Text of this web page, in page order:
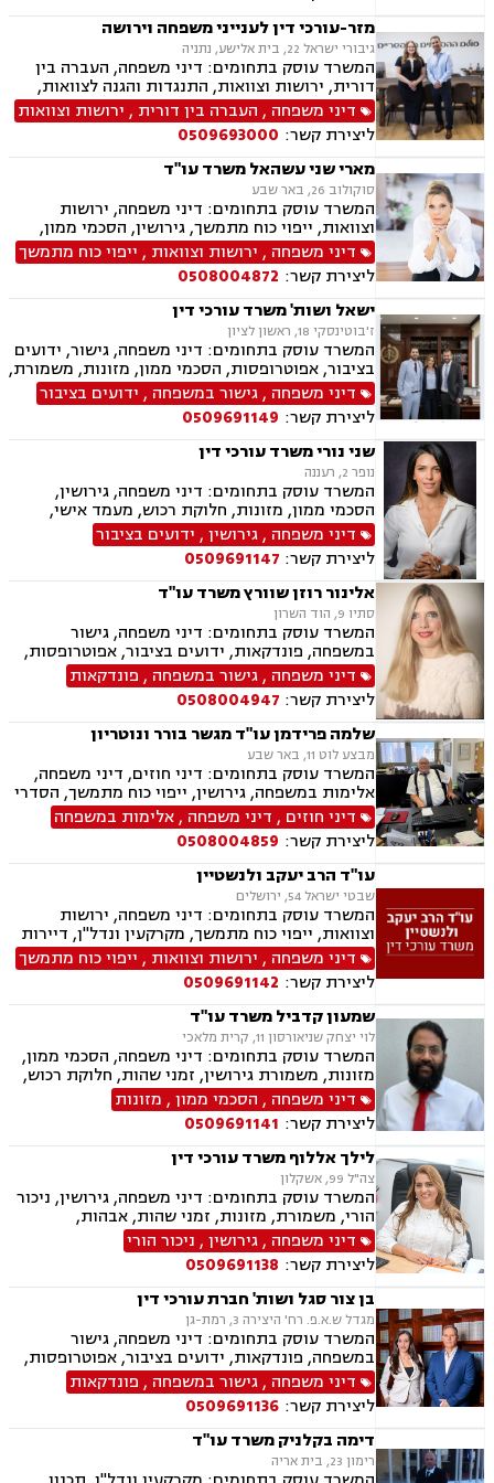
הורות חד מינית, עסקאות מתנה, העברה בין דורית,
פונדקאות, חטיפת ילדים, ידועים בציבור, ייצוג
קטינים, גישור במשפחה
מזר-עורכי דין לענייני משפחה וירושה
גיבורי ישראל 22, בית אלישע, נתניה
המשרד עוסק בתחומים: דיני משפחה, העברה בין
דורית, ירושות וצוואות, התנגדות והגנה לצוואות,
ייפוי כוח מתמשך, הסכמי ממון, גישור במשפחה,
ידועים בציבור, אפוטרופסות, אבהות, מזונות,
משמורת, גירושין, הורות חד מינית, חוק הנוער,
חלוקת רכוש, זמני שהות, ניכור הורי, גישור
ובוררויות.
דיני משפחה , העברה בין דורית , ירושות וצוואות
ליצירת קשר: 0509693000
מארי שני עשהאל משרד עו"ד
סוקולוב 26, באר שבע
המשרד עוסק בתחומים: דיני משפחה, ירושות
וצוואות, ייפוי כוח מתמשך, גירושין, הסכמי ממון,
נישואים אזרחיים, מעמד אישי, אפוטרופסות, מזונות,
התנגדויות לצוואות, הסכמים, בוררות
דיני משפחה , ירושות וצוואות , ייפוי כוח מתמשך
ליצירת קשר: 0508004872
ישאל ושות' משרד עורכי דין
ז'בוטינסקי 18, ראשון לציון
המשרד עוסק בתחומים: דיני משפחה, גישור, ידועים
בציבור, אפוטרופסות, הסכמי ממון, מזונות, משמורת,
גירושין, טוען רבני, חלוקת רכוש, מעמד אישי, זמני
שהות, אומנה, ניכור הורי, מקרקעין ונדל"ן, ליקויי
בניה, עסקאות מכר דירה, דיני חברות, מסחרי אזרחי,
צווי מניעה, הוצאה לפועל ירושות וצוואות, גישור
עסקי, סכסוכי שכנים
דיני משפחה ,גישור במשפחה , ידועים בציבור
ליצירת קשר: 0509691149
שני נורי משרד עורכי דין
נופר 2, רעננה
המשרד עוסק בתחומים: דיני משפחה, גירושין,
הסכמי ממון, מזונות, חלוקת רכוש, מעמד אישי,
תיאום הורי, זמני שהות, אלימות במשפחה, ניכור
הורי, אפוטרופסות, ירושות וצוואות, גישור במשפחה,
ליטיגציה, ייפוי כוח מתמשך
דיני משפחה ,גירושין, ידועים בציבור
ליצירת קשר: 0509691147
אלינור רוזן שוורץ משרד עו"ד
סתיו 9, הוד השרון
המשרד עוסק בתחומים: דיני משפחה, גישור
במשפחה, פונדקאות, ידועים בציבור, אפוטרופסות,
פונדקאות חו"ל גיאורגיה, גירושין, הורות חד מינית,
חלוקת רכוש, מעמד אישי, תיאום הורי, חטיפת ילדים,
זמני שהות, ניכור הורי, עסקאות במתנה, ייפוי כוח
מתמשך, ירושות וצוואות.
דיני משפחה ,גישור במשפחה , פונדקאות
ליצירת קשר: 0508004947
שלמה פרידמן עו"ד מגשר בורר ונוטריון
מבצע לוט 11, באר שבע
המשרד עוסק בתחומים: דיני חוזים, דיני משפחה,
אלימות במשפחה, גירושין, ייפוי כוח מתמשך, הסדרי
ראיה, מזונות, ירושות וצוואות, הסכמי ממון, גישור
במשפחה, חדלות פירעון, דיני עבודה, זכויות נשים
בהריון, עסקאות מכר דירה
דיני חוזים , דיני משפחה ,אלימות במשפחה
ליצירת קשר: 0508004859
עו"ד הרב יעקב ולנשטיין
שבטי ישראל 54, ירושלים
המשרד עוסק בתחומים: דיני משפחה, ירושות
וצוואות, ייפוי כוח מתמשך, מקרקעין ונדל"ן, דיירות
מוגנת, עסקאות מכר דירה
דיני משפחה , ירושות וצוואות , ייפוי כוח מתמשך
ליצירת קשר: 0509691142
שמעון קדביל משרד עו"ד
לוי יצחק שניאורסון 11, קרית מלאכי
המשרד עוסק בתחומים: דיני משפחה, הסכמי ממון,
מזונות, משמורת גירושין, זמני שהות, חלוקת רכוש,
מעמד אישי, ניכור הורי, העברת בין דורית, ירושות
וצוואות, ייפוי כוח מתמשך, דיני חוזים, נדל"ן
ומקרקעין, עסקאות מכר דירה, פינוי מושכר
דיני משפחה , הסכמי ממון, מזונות
ליצירת קשר: 0509691141
לילך אללוף משרד עורכי דין
צה"ל 99, אשקלון
המשרד עוסק בתחומים: דיני משפחה, גירושין, ניכור
הורי, משמורת, מזונות, זמני שהות, אבהות,
אפוטרופסות, גישור, חוק הנוער, חלוקת רכוש, ייפוי
כוח מתמשך חדלות פירעון, הוצאה לפועל, מחיקת
והסדרי חובות, פשיטת רגל.
דיני משפחה ,גירושין, ניכור הורי
ליצירת קשר: 0509691138
בן צור סגל ושות' חברת עורכי דין
מגדל ש.א.פ. רח' היצירה 3, רמת-גן
המשרד עוסק בתחומים: דיני משפחה, גישור
במשפחה, פונדקאות, ידועים בציבור, אפוטרופסות,
הסכמי ממון, אבהות, מזונות, החזקת ילדים, גירושין,
הורות חד מינית, נישואים אזרחיים, חוק הנוער,
אימוץ, חלוקת רכוש, מעמד אישי, תיאום הורי, חטיפת
ילדים, זמני שהות, אומנה, ניכור הורי, עסקאות
מתנה, ירושות וצוואות, ייפוי כוח מתמשך
דיני משפחה ,גישור במשפחה , פונדקאות
ליצירת קשר: 0509691136
דימה בקלניק משרד עו"ד
רימון 23, בית אריה